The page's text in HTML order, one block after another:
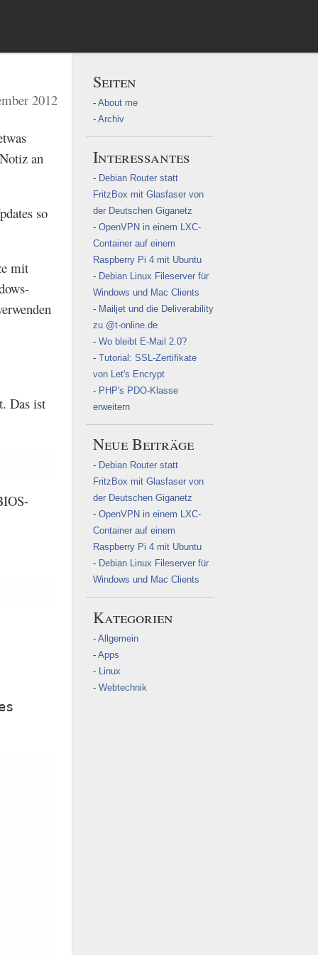
2012
an
so
mit
Das ist
Seiten
About me
Archiv
Interessantes
Debian Router statt
FritzBox mit Glasfaser von
der Deutschen Giganetz
OpenVPN in einem LXC-
Container auf einem
Raspberry Pi 4 mit Ubuntu
Debian Linux Fileserver für
Windows und Mac Clients
Mailjet und die Deliverability
zu @t-online.de
Wo bleibt E-Mail 2.0?
Tutorial: SSL-Zertifikate
von Let's Encrypt
PHP's PDO-Klasse
erweitern
Neue Beiträge
Debian Router statt
FritzBox mit Glasfaser von
der Deutschen Giganetz
OpenVPN in einem LXC-
Container auf einem
Raspberry Pi 4 mit Ubuntu
Debian Linux Fileserver für
Windows und Mac Clients
Kategorien
Allgemein
Apps
Linux
Webtechnik